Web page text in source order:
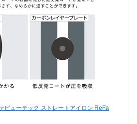
ビューテック ストレートアイロン ReFa